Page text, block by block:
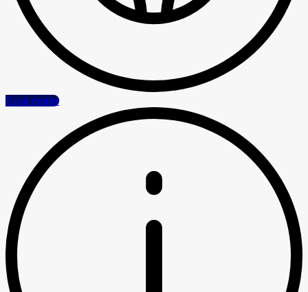
Essai routier